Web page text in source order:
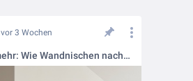
vor 3 Wochen
Weniger ist mehr: Wie Wandnischen nachhaltig Platz schaffen